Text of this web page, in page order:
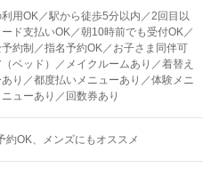
用OK／駅から徒歩5分以内／2回目以
ド支払いOK／朝10時前でも受付OK／
約制／指名予約OK／お子さま同伴可
ベッド）／メイクルームあり／着替え
り／都度払いメニューあり／体験メニ
ューあり／回数券あり
約OK メンズにもオススメ